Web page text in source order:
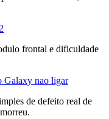
frontal e dificuldade
Galaxy nao ligar
de defeito real de